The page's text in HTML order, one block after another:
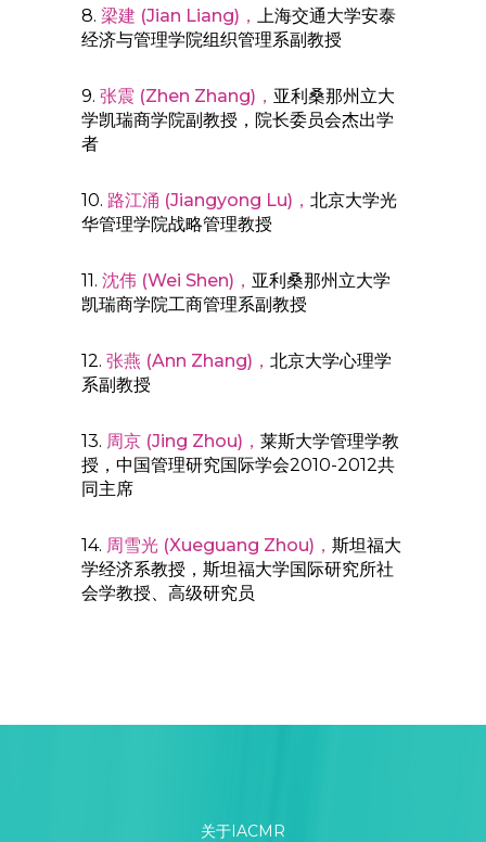
8. 梁建 (Jian Liang)， 上海交通大学安泰
经济与管理学院组织管理系副教授
9. 张震 (Zhen Zhang)， 亚利桑那州立大
学凯瑞商学院副教授，院长委员会杰出学
者
10. 路江涌 (Jiangyong Lu)， 北京大学光
华管理学院战略管理教授
11. 沈伟 (Wei Shen)， 亚利桑那州立大学
凯瑞商学院工商管理系副教授
12. 张燕 (Ann Zhang)， 北京大学心理学
系副教授
13. 周京 (Jing Zhou)， 莱斯大学管理学教
授，中国管理研究国际学会2010-2012共
同主席
14. 周雪光 (Xueguang Zhou)， 斯坦福大
学经济系教授，斯坦福大学国际研究所社
会学教授、高级研究员
关于IACMR